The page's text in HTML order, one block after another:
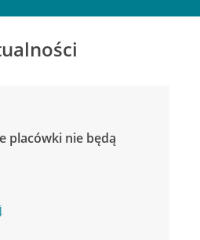
placówki nie będą